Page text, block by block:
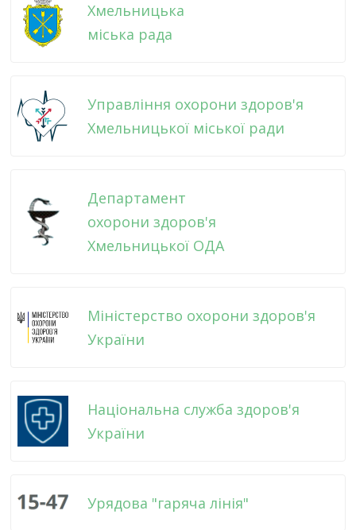
Хмельницька
міська рада
Управління охорони здоров'я
Хмельницької міської ради
Департамент
охорони здоров'я
Хмельницької ОДА
Міністерство охорони здоров'я
України
Національна служба здоров'я
України
Урядова "гаряча лінія"